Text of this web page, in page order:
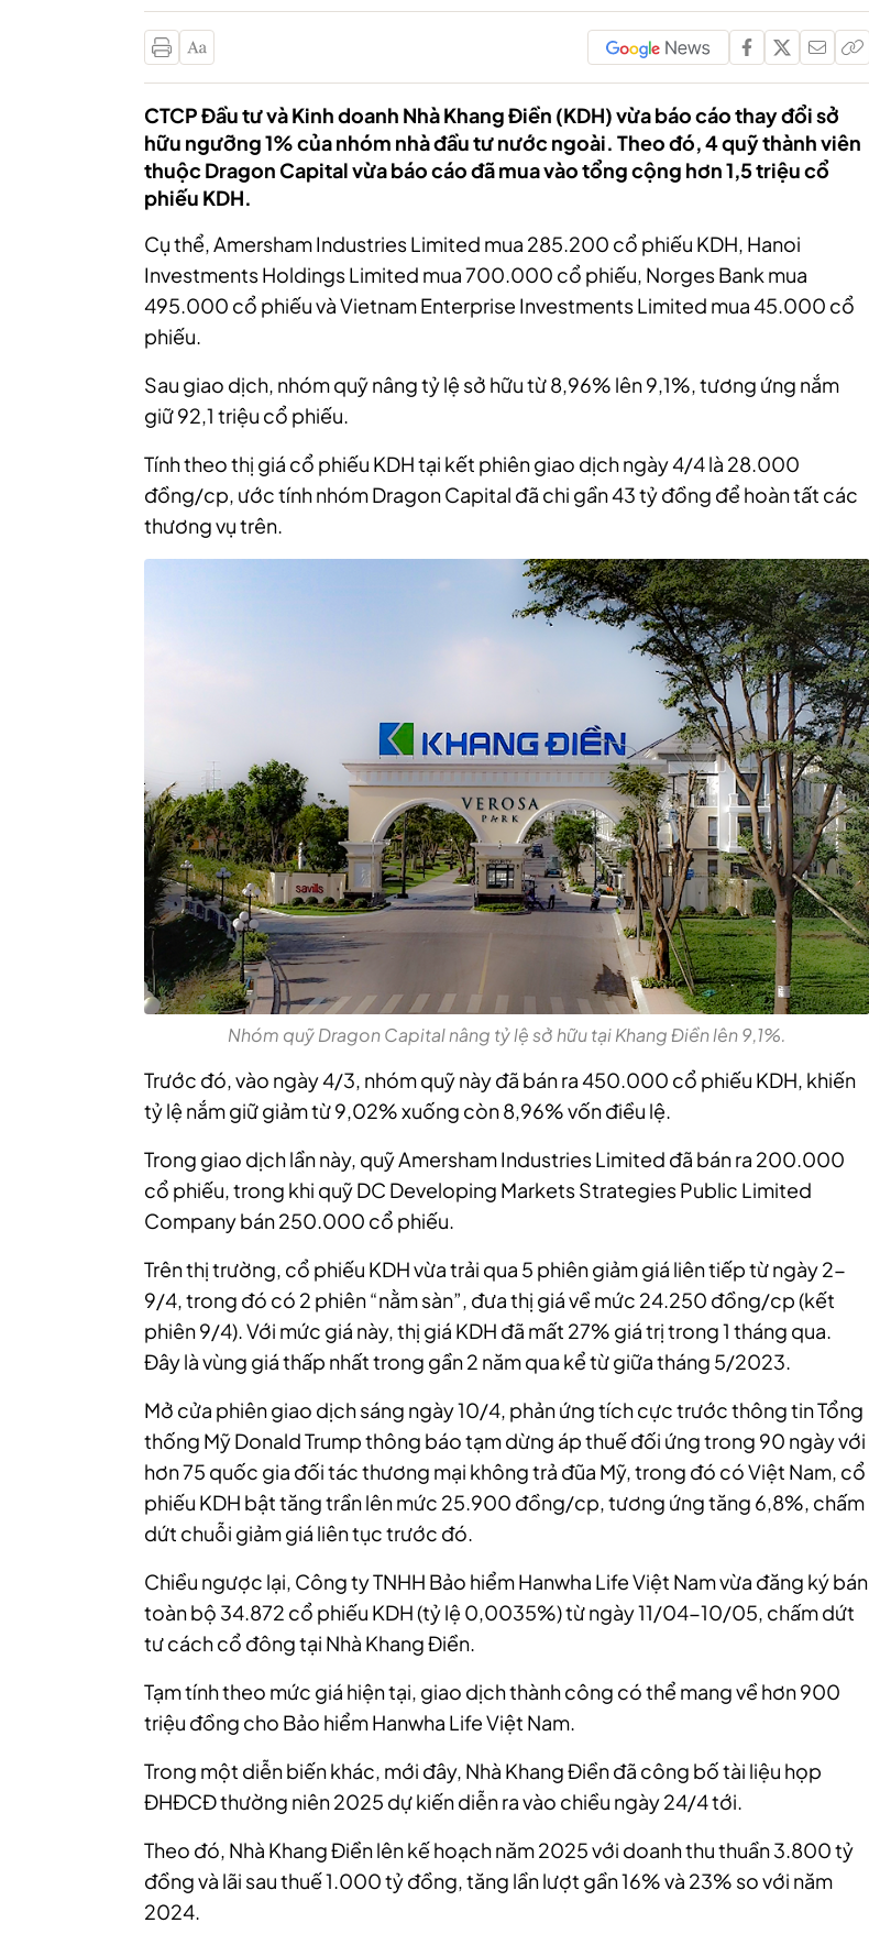
CTCP Đầu tư và Kinh doanh Nhà Khang Điền (KDH) vừa báo cáo thay đổi sở
hữu ngưỡng 1% của nhóm nhà đầu tư nước ngoài. Theo đó, 4 quỹ thành viên
thuộc Dragon Capital vừa báo cáo đã mua vào tổng cộng hơn 1,5 triệu cổ
phiếu KDH.
Cụ thể, Amersham Industries Limited mua 285.200 cổ phiếu KDH, Hanoi
Investments Holdings Limited mua 700.000 cổ phiếu, Norges Bank mua
495.000 cổ phiếu và Vietnam Enterprise Investments Limited mua 45.000 cổ
phiếu.
Sau giao dịch, nhóm quỹ nâng tỷ lệ sở hữu từ 8,96% lên 9,1%, tương ứng nắm
giữ 92,1 triệu cổ phiếu.
Tính theo thị giá cổ phiếu KDH tại kết phiên giao dịch ngày 4/4 là 28.000
đồng/cp, ước tính nhóm Dragon Capital đã chi gần 43 tỷ đồng để hoàn tất các
thương vụ trên.
Nhóm quỹ Dragon Capital nâng tỷ lệ sở hữu tại Khang Điền lên 9,1%.
Trước đó, vào ngày 4/3, nhóm quỹ này đã bán ra 450.000 cổ phiếu KDH, khiến
tỷ lệ nắm giữ giảm từ 9,02% xuống còn 8,96% vốn điều lệ.
Trong giao dịch lần này, quỹ Amersham Industries Limited đã bán ra 200.000
cổ phiếu, trong khi quỹ DC Developing Markets Strategies Public Limited
Company bán 250.000 cổ phiếu.
Trên thị trường, cổ phiếu KDH vừa trải qua 5 phiên giảm giá liên tiếp từ ngày 2-
9/4, trong đó có 2 phiên “nằm sàn”, đưa thị giá về mức 24.250 đồng/cp (kết
phiên 9/4). Với mức giá này, thị giá KDH đã mất 27% giá trị trong 1 tháng qua.
Đây là vùng giá thấp nhất trong gần 2 năm qua kể từ giữa tháng 5/2023.
Mở cửa phiên giao dịch sáng ngày 10/4, phản ứng tích cực trước thông tin Tổng
thống Mỹ Donald Trump thông báo tạm dừng áp thuế đối ứng trong 90 ngày với
hơn 75 quốc gia đối tác thương mại không trả đũa Mỹ, trong đó có Việt Nam, cổ
phiếu KDH bật tăng trần lên mức 25.900 đồng/cp, tương ứng tăng 6,8%, chấm
dứt chuỗi giảm giá liên tục trước đó.
Chiều ngược lại, Công ty TNHH Bảo hiểm Hanwha Life Việt Nam vừa đăng ký bán
toàn bộ 34.872 cổ phiếu KDH (tỷ lệ 0,0035%) từ ngày 11/04-10/05, chấm dứt
tư cách cổ đông tại Nhà Khang Điền.
Tạm tính theo mức giá hiện tại, giao dịch thành công có thể mang về hơn 900
triệu đồng cho Bảo hiểm Hanwha Life Việt Nam.
Trong một diễn biến khác, mới đây, Nhà Khang Điền đã công bố tài liệu họp
ĐHĐCĐ thường niên 2025 dự kiến diễn ra vào chiều ngày 24/4 tới.
Theo đó, Nhà Khang Điền lên kế hoạch năm 2025 với doanh thu thuần 3.800 tỷ
đồng và lãi sau thuế 1.000 tỷ đồng, tăng lần lượt gần 16% và 23% so với năm
2024.